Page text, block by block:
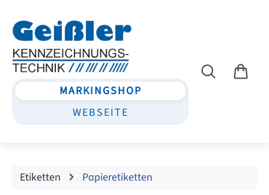
MARKINGSHOP
WEBSEITE
Etiketten Papieretiketten